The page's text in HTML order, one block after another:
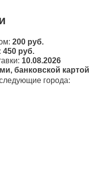
200 руб.
450 руб.
10.08.2026
банковской картой
города: